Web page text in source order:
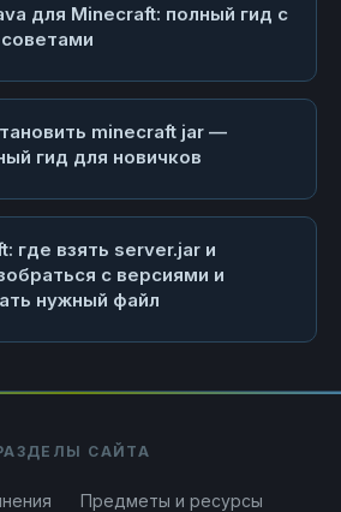
для Minecraft: полный гид с
minecraft jar —
гид для новичков
где взять server.jar и
с версиями и
нужный файл
САЙТА
Предметы и ресурсы